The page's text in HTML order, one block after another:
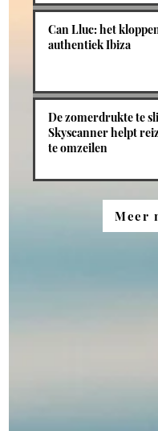
Can Lluc: het
authentiek Ibiza
De zomerdrukte te
Skyscanner helpt
te omzeilen
Meer